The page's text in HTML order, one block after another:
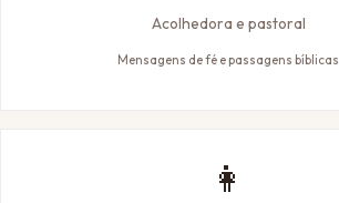
Acolhedora e pastoral
Mensagens de fé e passagens bíblicas
👩